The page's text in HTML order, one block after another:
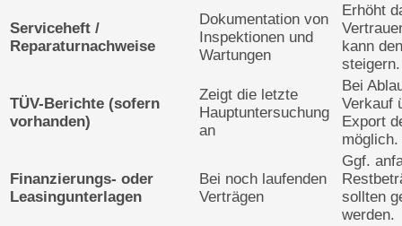
Serviceheft /
Reparaturnachweise
Dokumentation von
Inspektionen und
Wartungen
Erhöht
kann
steigern.
TÜV-Berichte (sofern
vorhanden)
Zeigt die letzte
Hauptuntersuchung
an
Bei
Verkauf
Export
möglich.
Finanzierungs- oder
Leasingunterlagen
Bei noch laufenden
Verträgen
Ggf.
sollten
werden.